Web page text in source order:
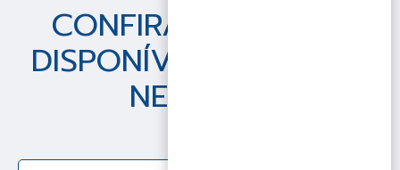
CONFIRA AS VAGAS
DISPONÍVEIS EM CADA
NEGÓCIO